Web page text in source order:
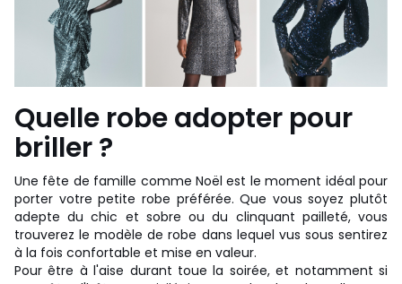
Quelle robe adopter pour
briller ?
Une fête de famille comme Noël est le moment idéal pour
porter votre petite robe préférée. Que vous soyez plutôt
adepte du chic et sobre ou du clinquant pailleté, vous
trouverez le modèle de robe dans lequel vus sous sentirez
à la fois confortable et mise en valeur.
Pour être à l'aise durant toue la soirée, et notamment si